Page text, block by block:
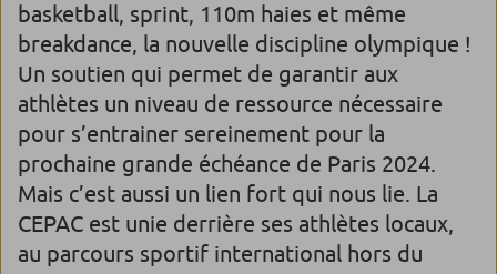
basketball, sprint, 110m haies et même
breakdance, la nouvelle discipline olympique !
Un soutien qui permet de garantir aux
athlètes un niveau de ressource nécessaire
pour s’entrainer sereinement pour la
prochaine grande échéance de Paris 2024.
Mais c’est aussi un lien fort qui nous lie. La
CEPAC est unie derrière ses athlètes locaux,
au parcours sportif international hors du